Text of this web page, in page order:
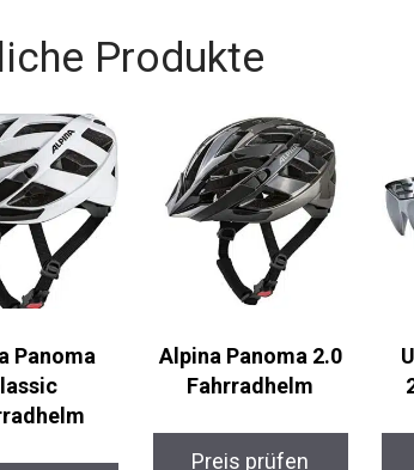
Produkte
Panoma
Alpina Panoma 2.0